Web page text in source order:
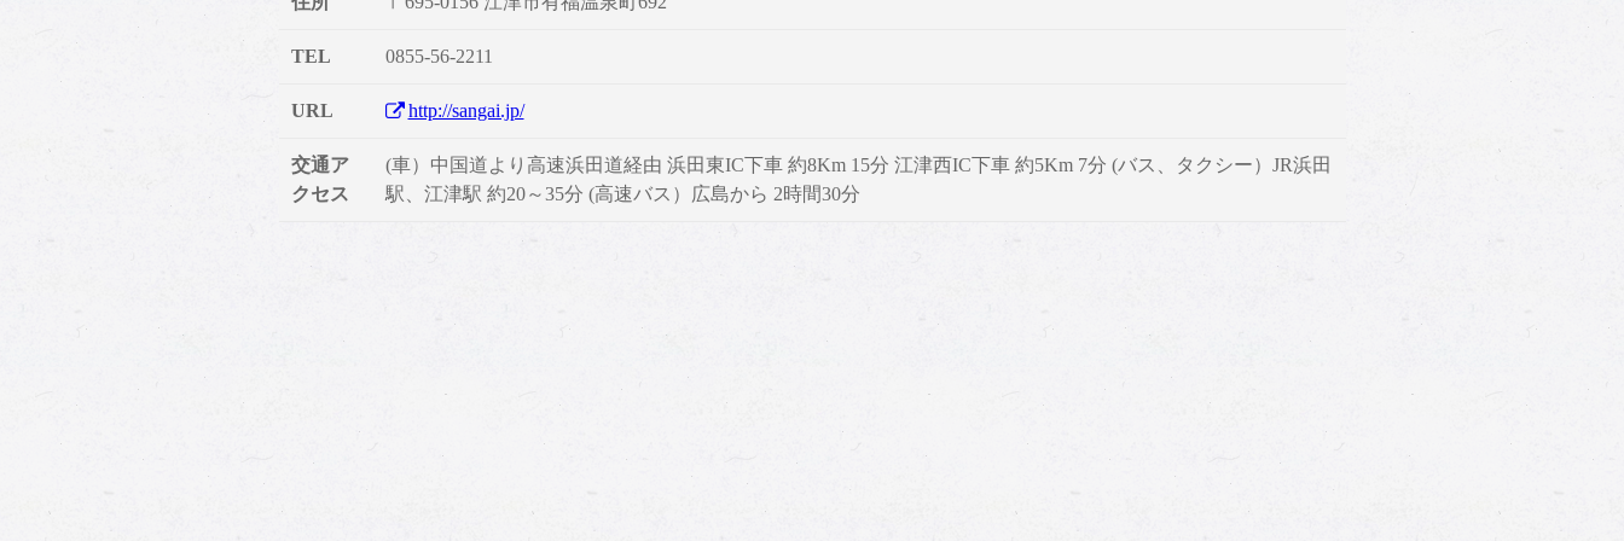
TEL 0855-56-2211
URL http://sangai.jp/
交通ア
クセス
(車）中国道より高速浜田道経由 浜田東IC下車 約8Km 15分 江津西IC下車 約5Km 7分 (バス、タクシー）JR浜田
駅、江津駅 約20～35分 (高速バス）広島から 2時間30分